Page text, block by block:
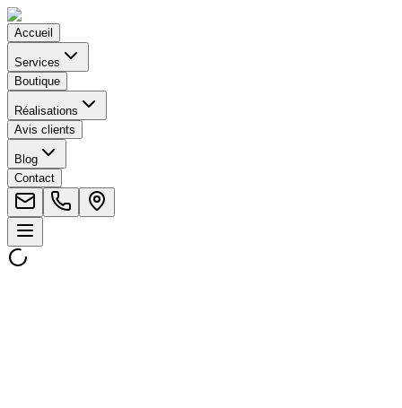
Accueil
Services
Boutique
Réalisations
Avis clients
Blog
Contact